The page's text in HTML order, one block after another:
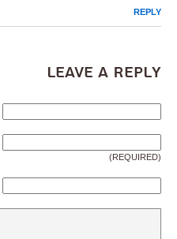
REPLY
Leave a Reply
(REQUIRED)